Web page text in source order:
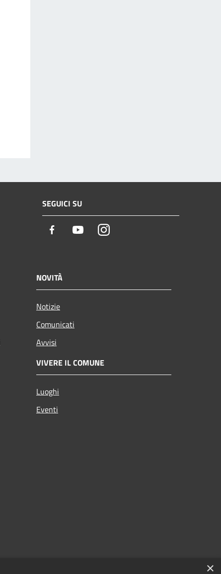
SEGUICI SU
Facebook YoutubeInstagram
NOVITÀ
Notizie
Comunicati
Avvisi
VIVERE IL COMUNE
Luoghi
Eventi
×